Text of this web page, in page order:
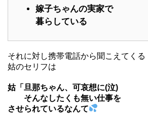
嫁子ちゃんの実家で
暮らしている
それに対し携帯電話から聞こえてくる
姑のセリフは
姑「旦那ちゃん、可哀想に(泣)
そんなしたくも無い仕事を
させられているなんて